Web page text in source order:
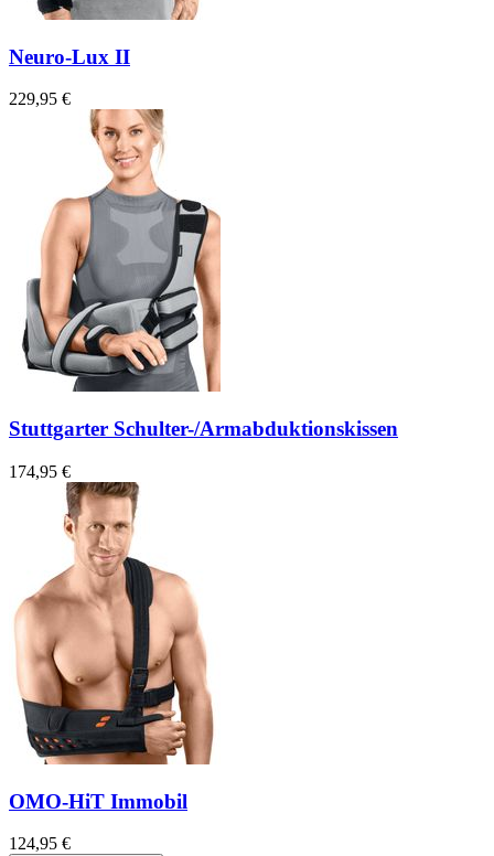
Neuro-Lux II
229,95 €
Stuttgarter Schulter-/Armabduktionskissen
174,95 €
OMO-HiT Immobil
124,95 €